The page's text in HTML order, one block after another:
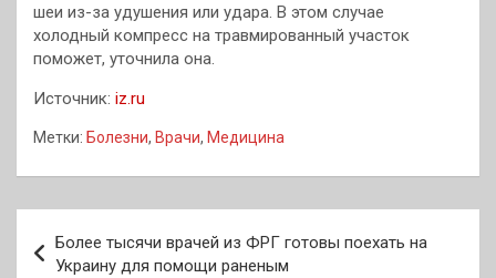
шеи из-за удушения или удара. В этом случае
холодный компресс на травмированный участок
поможет, уточнила она.
Источник: iz.ru
Метки: Болезни, Врачи, Медицина
по
Более тысячи врачей из ФРГ готовы поехать на
Украину для помощи раненым